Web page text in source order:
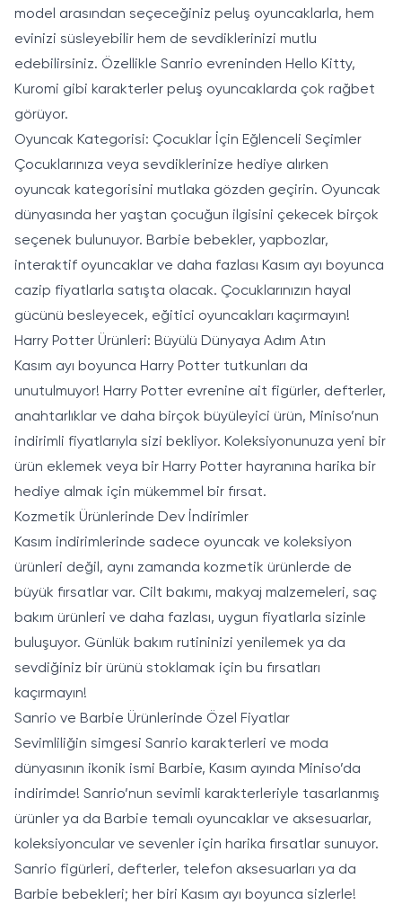
model arasından seçeceğiniz peluş oyuncaklarla, hem
evinizi süsleyebilir hem de sevdiklerinizi mutlu
edebilirsiniz. Özellikle Sanrio evreninden Hello Kitty,
Kuromi gibi karakterler peluş oyuncaklarda çok rağbet
görüyor.
Oyuncak Kategorisi: Çocuklar İçin Eğlenceli Seçimler
Çocuklarınıza veya sevdiklerinize hediye alırken
oyuncak kategorisini mutlaka gözden geçirin. Oyuncak
dünyasında her yaştan çocuğun ilgisini çekecek birçok
seçenek bulunuyor. Barbie bebekler, yapbozlar,
interaktif oyuncaklar ve daha fazlası Kasım ayı boyunca
cazip fiyatlarla satışta olacak. Çocuklarınızın hayal
gücünü besleyecek, eğitici oyuncakları kaçırmayın!
Harry Potter Ürünleri: Büyülü Dünyaya Adım Atın
Kasım ayı boyunca Harry Potter tutkunları da
unutulmuyor! Harry Potter evrenine ait figürler, defterler,
anahtarlıklar ve daha birçok büyüleyici ürün, Miniso’nun
indirimli fiyatlarıyla sizi bekliyor. Koleksiyonunuza yeni bir
ürün eklemek veya bir Harry Potter hayranına harika bir
hediye almak için mükemmel bir fırsat.
Kozmetik Ürünlerinde Dev İndirimler
Kasım indirimlerinde sadece oyuncak ve koleksiyon
ürünleri değil, aynı zamanda kozmetik ürünlerde de
büyük fırsatlar var. Cilt bakımı, makyaj malzemeleri, saç
bakım ürünleri ve daha fazlası, uygun fiyatlarla sizinle
buluşuyor. Günlük bakım rutininizi yenilemek ya da
sevdiğiniz bir ürünü stoklamak için bu fırsatları
kaçırmayın!
Sanrio ve Barbie Ürünlerinde Özel Fiyatlar
Sevimliliğin simgesi Sanrio karakterleri ve moda
dünyasının ikonik ismi Barbie, Kasım ayında Miniso’da
indirimde! Sanrio’nun sevimli karakterleriyle tasarlanmış
ürünler ya da Barbie temalı oyuncaklar ve aksesuarlar,
koleksiyoncular ve sevenler için harika fırsatlar sunuyor.
Sanrio figürleri, defterler, telefon aksesuarları ya da
Barbie bebekleri; her biri Kasım ayı boyunca sizlerle!